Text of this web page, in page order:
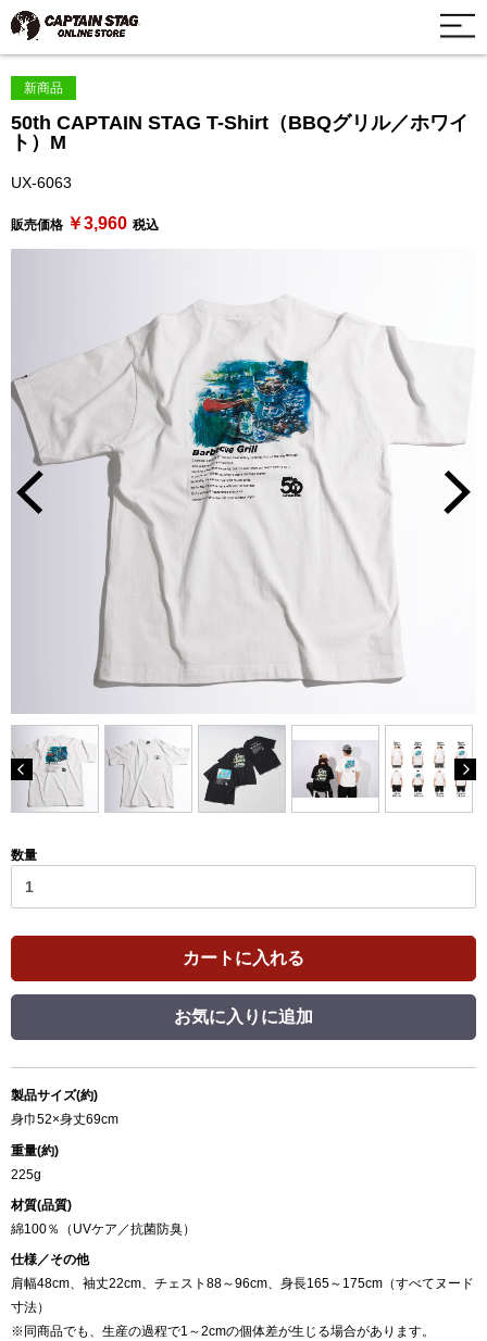
新商品
50th CAPTAIN STAG T-Shirt（BBQグリル／ホワイ
ト）M
UX-6063
販売価格 ￥3,960 税込
数量
カートに入れる
お気に入りに追加
製品サイズ(約)
身巾52×身丈69cm
重量(約)
225g
材質(品質)
綿100％（UVケア／抗菌防臭）
仕様／その他
肩幅48cm、袖丈22cm、チェスト88～96cm、身長165～175cm（すべてヌード
寸法）
※同商品でも、生産の過程で1～2cmの個体差が生じる場合があります。